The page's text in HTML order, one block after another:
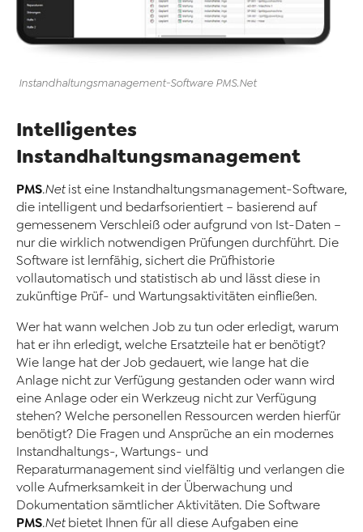
Instandhaltungsmanagement-Software PMS.Net
Intelligentes
Instandhaltungsmanagement
PMS.Netist eine Instandhaltungsmanagement-Software,
die intelligent und bedarfsorientiert – basierend auf
gemessenem Verschleiß oder aufgrund von Ist-Daten –
nur die wirklich notwendigen Prüfungen durchführt. Die
Software ist lernfähig, sichert die Prüfhistorie
vollautomatisch und statistisch ab und lässt diese in
zukünftige Prüf- und Wartungsaktivitäten einfließen.
Wer hat wann welchen Job zu tun oder erledigt, warum
hat er ihn erledigt, welche Ersatzteile hat er benötigt?
Wie lange hat der Job gedauert, wie lange hat die
Anlage nicht zur Verfügung gestanden oder wann wird
eine Anlage oder ein Werkzeug nicht zur Verfügung
stehen? Welche personellen Ressourcen werden hierfür
benötigt? Die Fragen und Ansprüche an ein modernes
Instandhaltungs-, Wartungs- und
Reparaturmanagement sind vielfältig und verlangen die
volle Aufmerksamkeit in der Überwachung und
Dokumentation sämtlicher Aktivitäten. Die Software
PMS.Netbietet Ihnen für all diese Aufgaben eine